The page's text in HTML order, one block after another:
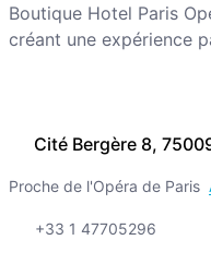
Cité Bergère 8,
Proche de l'Opéra de Paris
+33 1 47705296
Boutique Hotel Paris
créant une expérience